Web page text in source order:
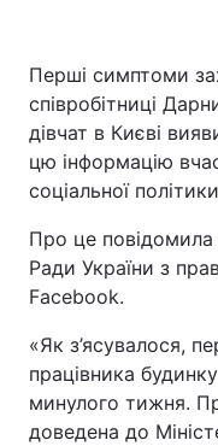
Перші симптоми
співробітниці
дівчат в Києві
цю інформацію
соціальної
Про це
Ради України з
Facebook.
«Як з’ясувалося,
працівника
минулого тижня.
доведена до